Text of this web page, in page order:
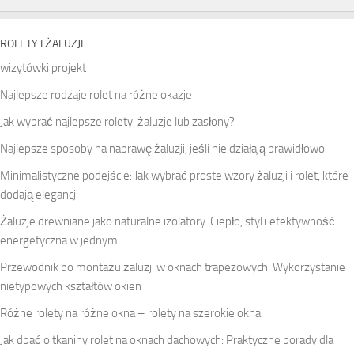
ROLETY I ŻALUZJE
wizytówki projekt
Najlepsze rodzaje rolet na różne okazje
Jak wybrać najlepsze rolety, żaluzje lub zasłony?
Najlepsze sposoby na naprawę żaluzji, jeśli nie działają prawidłowo
Minimalistyczne podejście: Jak wybrać proste wzory żaluzji i rolet, które
dodają elegancji
Żaluzje drewniane jako naturalne izolatory: Ciepło, styl i efektywność
energetyczna w jednym
Przewodnik po montażu żaluzji w oknach trapezowych: Wykorzystanie
nietypowych kształtów okien
Różne rolety na różne okna – rolety na szerokie okna
Jak dbać o tkaniny rolet na oknach dachowych: Praktyczne porady dla